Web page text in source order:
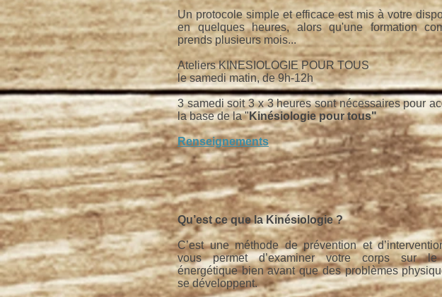
Un protocole simple et efficace est mis à votre
en quelques heures, alors qu'une formation
prends plusieurs mois...
Ateliers KINESIOLOGIE POUR TOUS
le samedi matin, de 9h-12h
3 samedi soit3 x 3 heures sont nécessaires pour
la base de la "Kinésiologie pour tous"
Renseignements
Qu’est ce que la Kinésiologie ?
C’est une méthode de prévention et
vous permet d’examiner votre corps sur
énergétique bien avant que des problèmes
se développent.